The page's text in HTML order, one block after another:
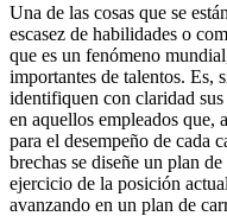
Una de las cosas que se
escasez de habilidades o
que es un fenómeno
importantes de talentos. Es,
identifiquen con claridad
en aquellos empleados que,
para el desempeño de cada
brechas se diseñe un plan
ejercicio de la posición
avanzando en un plan de